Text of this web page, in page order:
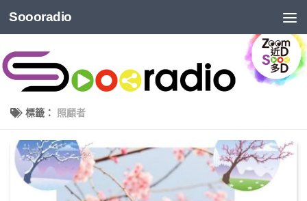
Soooradio
標籤： 照顧者